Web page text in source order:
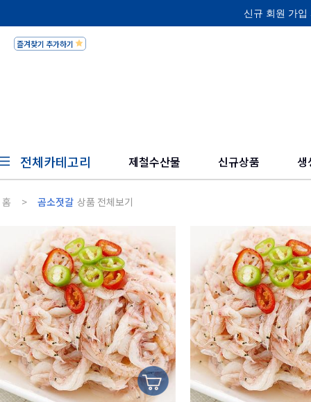
신규 회원 가
전체카테고리 제철수산물 신규상품 생
즐겨찾기 추가하기
홈 > 곰소젓갈 상품 전체보기